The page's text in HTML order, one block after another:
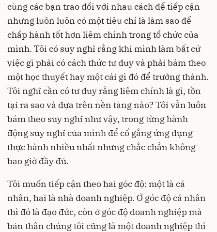
cùng các bạn trao đổi với nhau cách để tiếp cận
nhưng luôn luôn có một tiêu chí là làm sao để
chấp hành tốt hơn liêm chính trong tổ chức của
mình. Tôi có suy nghĩ rằng khi mình làm bất cứ
việc gì phải có cách thức tư duy và phải bám theo
một học thuyết hay một cái gì đó để trưởng thành.
Tôi nghĩ cần có tư duy rằng liêm chính là gì, tồn
tại ra sao và dựa trên nền tảng nào? Tôi vẫn luôn
bám theo suy nghĩ như vậy, trong từng hành
động suy nghĩ của mình để cố gắng ứng dụng
thực hành nhiều nhất nhưng chắc chắn không
bao giờ đầy đủ.
Tôi muốn tiếp cận theo hai góc độ: một là cá
nhân, hai là nhà doanh nghiệp. Ở góc độ cá nhân
thì đó là đạo đức, còn ở góc độ doanh nghiệp mà
bản thân chúng tôi cũng là một doanh nghiệp thì